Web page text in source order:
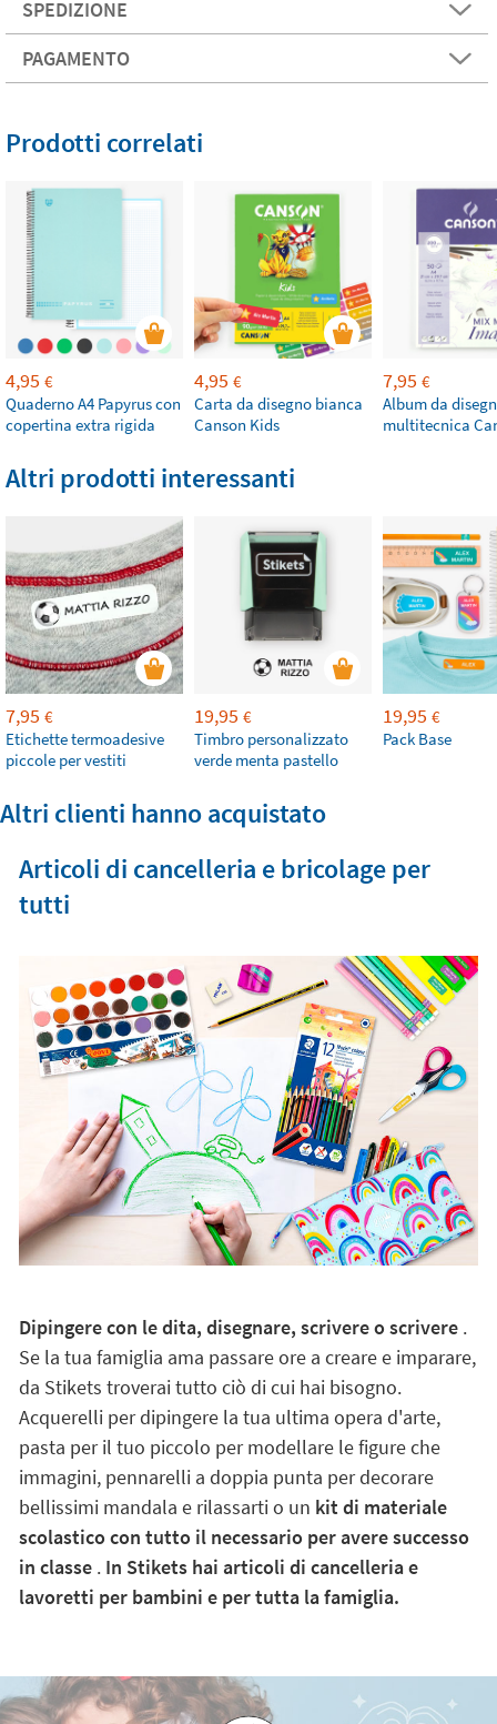
SPEDIZIONE
PAGAMENTO
Prodotti correlati
4,95 €
Quaderno A4 Papyrus con
copertina extra rigida
4,95 €
Carta da disegno bianca
Canson Kids
7,95 €
Album da
multitecnica
Altri prodotti interessanti
7,95 €
Etichette termoadesive
piccole per vestiti
19,95 €
Timbro personalizzato
verde menta pastello
19,95 €
Pack Base
Altri clienti hanno acquistato
Articoli di cancelleria e bricolage per
tutti
Dipingere con le dita, disegnare, scrivere o scrivere.
Se la tua famiglia ama passare ore a creare e imparare,
da Stikets troverai tutto ciò di cui hai bisogno.
Acquerelli per dipingere la tua ultima opera d'arte,
pasta per il tuo piccolo per modellare le figure che
immagini, pennarelli a doppia punta per decorare
bellissimi mandala e rilassarti o un kit di materiale
scolastico con tutto il necessario per avere successo
in classe. In Stikets hai articoli di cancelleria e
lavoretti per bambini e per tutta la famiglia.